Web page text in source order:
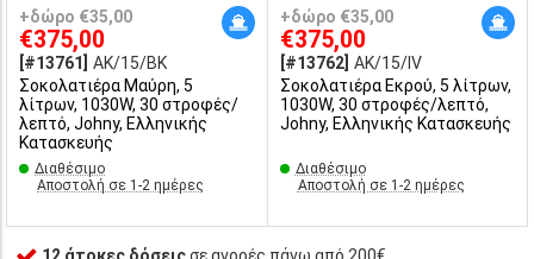
+δώρο €35,00
€375,00
[#13761]
AK/15/BK
Σοκολατιέρα Μαύρη, 5
λίτρων, 1030W, 30 στροφές/
λεπτό, Johny, Ελληνικής
Κατασκευής
Διαθέσιμο
Αποστολή σε 1-2 ημέρες
+δώρο €35,00
€375,00
[#13762] AK/15/IV
Σοκολατιέρα Εκρού, 5 λίτρων,
1030W, 30 στροφές/λεπτό,
Johny, Ελληνικής Κατασκευής
Διαθέσιμο
Αποστολή σε 1-2 ημέρες